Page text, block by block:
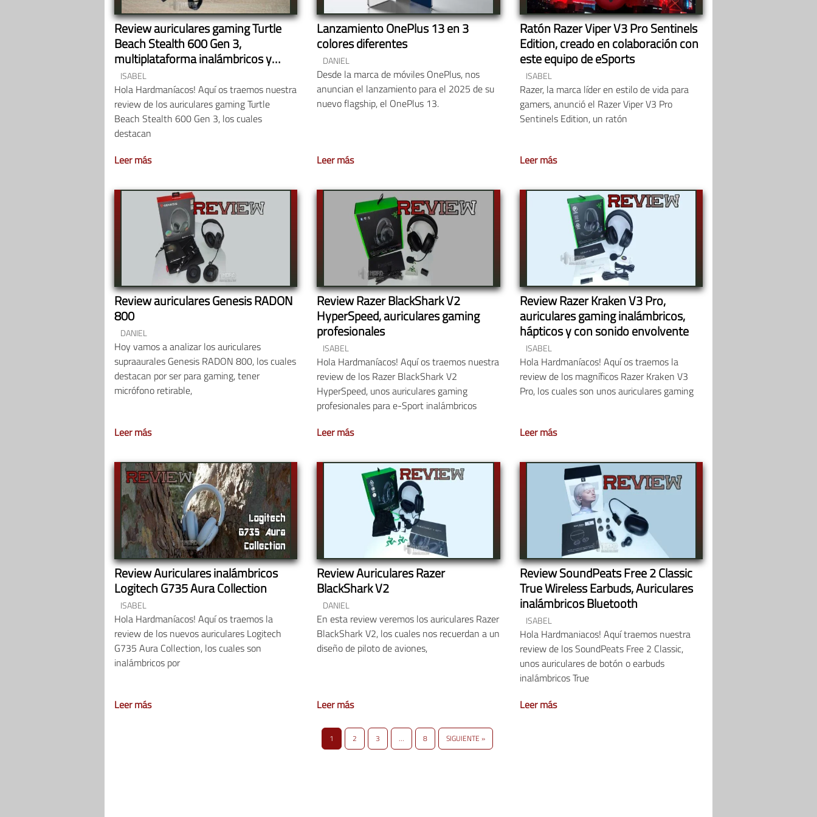
Review auriculares gaming Turtle
Beach Stealth 600 Gen 3,
multiplataforma inalámbricos y
hasta 80 horas de autonomía
ISABEL
Hola Hardmaníacos! Aquí os traemos nuestra
review de los auriculares gaming Turtle
Beach Stealth 600 Gen 3, los cuales
destacan
Leer más
Lanzamiento OnePlus 13 en 3
colores diferentes
DANIEL
Desde la marca de móviles OnePlus, nos
anuncian el lanzamiento para el 2025 de su
nuevo flagship, el OnePlus 13.
Leer más
Ratón Razer Viper V3 Pro Sentinels
Edition, creado en colaboración con
este equipo de eSports
ISABEL
Razer, la marca líder en estilo de vida para
gamers, anunció el Razer Viper V3 Pro
Sentinels Edition, un ratón
Leer más
Review auriculares Genesis RADON
800
DANIEL
Hoy vamos a analizar los auriculares
supraaurales Genesis RADON 800, los cuales
destacan por ser para gaming, tener
micrófono retirable,
Leer más
Review Razer BlackShark V2
HyperSpeed, auriculares gaming
profesionales
ISABEL
Hola Hardmaníacos! Aquí os traemos nuestra
review de los Razer BlackShark V2
HyperSpeed, unos auriculares gaming
profesionales para e-Sport inalámbricos
Leer más
Review Razer Kraken V3 Pro,
auriculares gaming inalámbricos,
hápticos y con sonido envolvente
ISABEL
Hola Hardmaníacos! Aquí os traemos la
review de los magníficos Razer Kraken V3
Pro, los cuales son unos auriculares gaming
Leer más
Review Auriculares inalámbricos
Logitech G735 Aura Collection
ISABEL
Hola Hardmaníacos! Aquí os traemos la
review de los nuevos auriculares Logitech
G735 Aura Collection, los cuales son
inalámbricos por
Leer más
Review Auriculares Razer
BlackShark V2
DANIEL
En esta review veremos los auriculares Razer
BlackShark V2, los cuales nos recuerdan a un
diseño de piloto de aviones,
Leer más
Review SoundPeats Free 2 Classic
True Wireless Earbuds, Auriculares
inalámbricos Bluetooth
ISABEL
Hola Hardmaniacos! Aquí traemos nuestra
review de los SoundPeats Free 2 Classic,
unos auriculares de botón o earbuds
inalámbricos True
Leer más
1 2 3 … 8 SIGUIENTE »